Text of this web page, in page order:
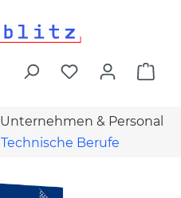
Unternehmen & Personal
Technische Berufe